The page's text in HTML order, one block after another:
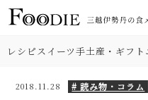
レシピスイーツ手土産・ギフト
2018.11.28 # 読み物・コラム